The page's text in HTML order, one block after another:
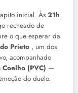
inicial. Às 21h
recheado de
o que esperar da
Prieto , um dos
acompanhado
(PVC) —
do duelo.